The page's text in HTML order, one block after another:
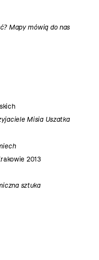
Mapy mówią do nas
Misia Uszatka
2013
sztuka